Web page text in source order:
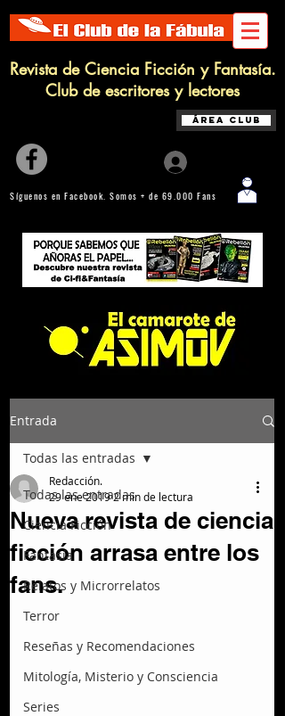
Revista de Ciencia Ficción y Fantasía.
Club de escritores y lectores
Área Club
Síguenos en Facebook. Somos + de 69.000 Fans
Entrada
Todas las entradas
Ciencia Ficción
Fantasía
Relatos y Microrrelatos
Terror
Reseñas y Recomendaciones
Mitología, Misterio y Consciencia
Series
Todas las entradas
Nueva revista de ciencia
ficción arrasa entre los
fans.
Redacción.
29 ene 2019 2 min de lectura